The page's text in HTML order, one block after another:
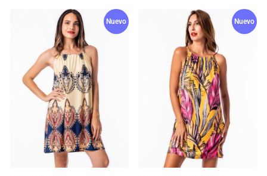
Nuevo Nuevo